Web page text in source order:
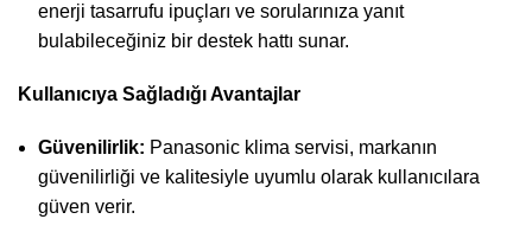
enerji tasarrufu ipuçları ve sorularınıza yanıt
bulabileceğiniz bir destek hattı sunar.
Kullanıcıya Sağladığı Avantajlar
Güvenilirlik: Panasonic klima servisi, markanın
güvenilirliği ve kalitesiyle uyumlu olarak kullanıcılara
güven verir.